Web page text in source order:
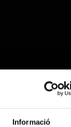
Informació